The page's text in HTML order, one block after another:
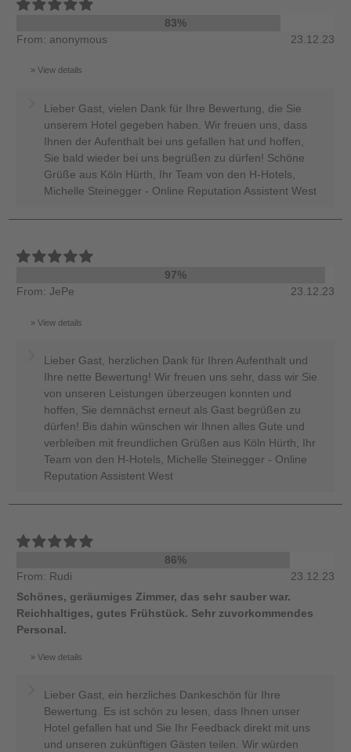
83%
From: anonymous
23.12.23
View details
Lieber Gast, vielen Dank für Ihre Bewertung, die Sie
unserem Hotel gegeben haben. Wir freuen uns, dass
Ihnen der Aufenthalt bei uns gefallen hat und hoffen,
Sie bald wieder bei uns begrüßen zu dürfen! Schöne
Grüße aus Köln Hürth, Ihr Team von den H-Hotels,
Michelle Steinegger - Online Reputation Assistent West
97%
From: JePe
23.12.23
View details
Lieber Gast, herzlichen Dank für Ihren Aufenthalt und
Ihre nette Bewertung! Wir freuen uns sehr, dass wir Sie
von unseren Leistungen überzeugen konnten und
hoffen, Sie demnächst erneut als Gast begrüßen zu
dürfen! Bis dahin wünschen wir Ihnen alles Gute und
verbleiben mit freundlichen Grüßen aus Köln Hürth, Ihr
Team von den H-Hotels, Michelle Steinegger - Online
Reputation Assistent West
86%
From: Rudi
23.12.23
Schönes, geräumiges Zimmer, das sehr sauber war.
Reichhaltiges, gutes Frühstück. Sehr zuvorkommendes
Personal.
View details
Lieber Gast, ein herzliches Dankeschön für Ihre
Bewertung. Es ist schön zu lesen, dass Ihnen unser
Hotel gefallen hat und Sie Ihr Feedback direkt mit uns
und unseren zukünftigen Gästen teilen. Wir würden